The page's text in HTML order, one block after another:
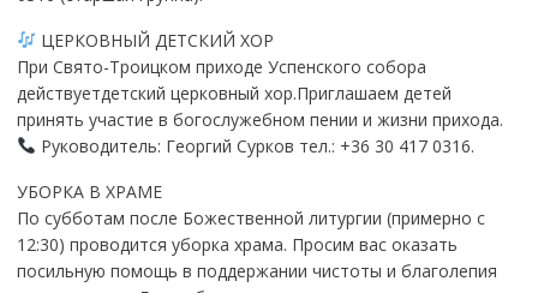
ЦЕРКОВНЫЙ ДЕТСКИЙ ХОР
При Свято-Троицком приходе Успенского собора
действуетдетский церковный хор.Приглашаем детей
принять участие в богослужебном пении и жизни прихода.
Руководитель: Георгий Сурков тел.: +36 30 417 0316.
УБОРКА В ХРАМЕ
По субботам после Божественной литургии (примерно с
12:30) проводится уборка храма. Просим вас оказать
посильную помощь в поддержании чистоты и благолепия